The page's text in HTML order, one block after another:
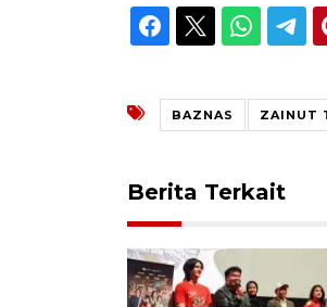
BAZNAS ZAINUT
Berita Terkait